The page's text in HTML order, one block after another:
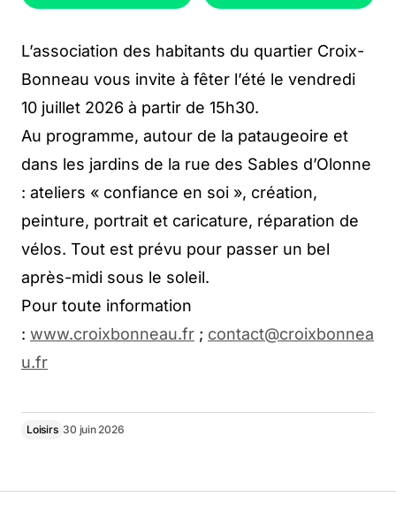
L’association des habitants du quartier Croix-
Bonneau vous invite à fêter l’été le vendredi
10 juillet 2026 à partir de 15h30.
Au programme, autour de la pataugeoire et
dans les jardins de la rue des Sables d’Olonne
: ateliers « confiance en soi », création,
peinture, portrait et caricature, réparation de
vélos. Tout est prévu pour passer un bel
après-midi sous le soleil.
Pour toute information
: www.croixbonneau.fr ; contact@croixbonnea
u.fr
Loisirs 30 juin 2026